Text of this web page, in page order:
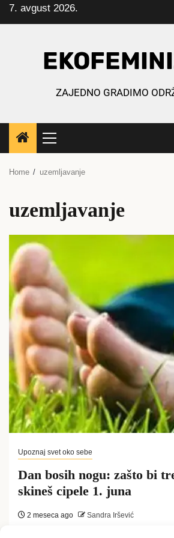
Skip
to
7. avgust 2026.
ZAJEDNO GRADIMO
Primary
Menu
Home uzemljavanje
uzemljavanje
Upoznaj svet oko sebe
Dan bosih nogu: zašto bi
skineš cipele 1. juna
2 meseca ago Sandra Iršević